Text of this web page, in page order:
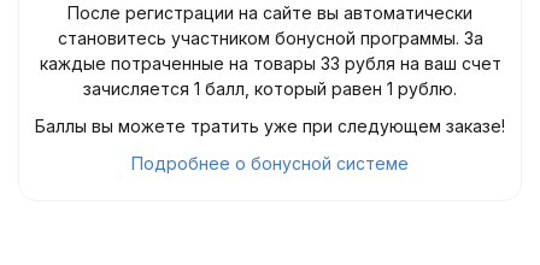
После регистрации на сайте вы автоматически
становитесь участником бонусной программы. За
каждые потраченные на товары 33 рубля на ваш счет
зачисляется 1 балл, который равен 1 рублю.
Баллы вы можете тратить уже при следующем заказе!
Подробнее о бонусной системе